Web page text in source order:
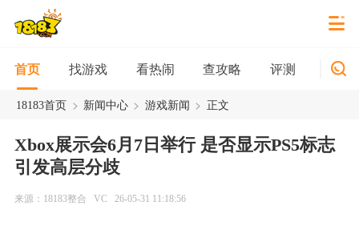
首页 找游戏 看热闹 查攻略 评测 新游
18183首页 > 新闻中心 > 游戏新闻 > 正文
Xbox展示会6月7日举行 是否显示PS5标志
引发高层分歧
来源：18183整合 VC 26-05-31 11:18:56